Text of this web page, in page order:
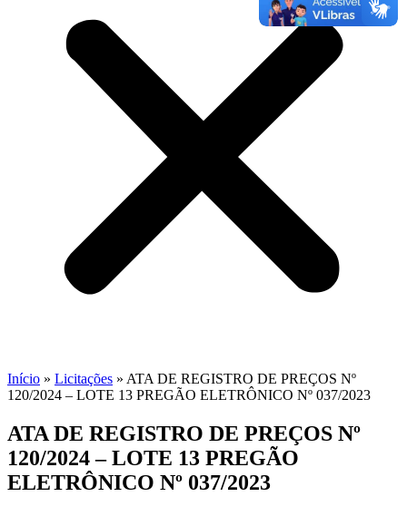
Início » Licitações » ATA DE REGISTRO DE PREÇOS Nº
120/2024 – LOTE 13 PREGÃO ELETRÔNICO Nº 037/2023
ATA DE REGISTRO DE PREÇOS Nº
120/2024 – LOTE 13 PREGÃO
ELETRÔNICO Nº 037/2023